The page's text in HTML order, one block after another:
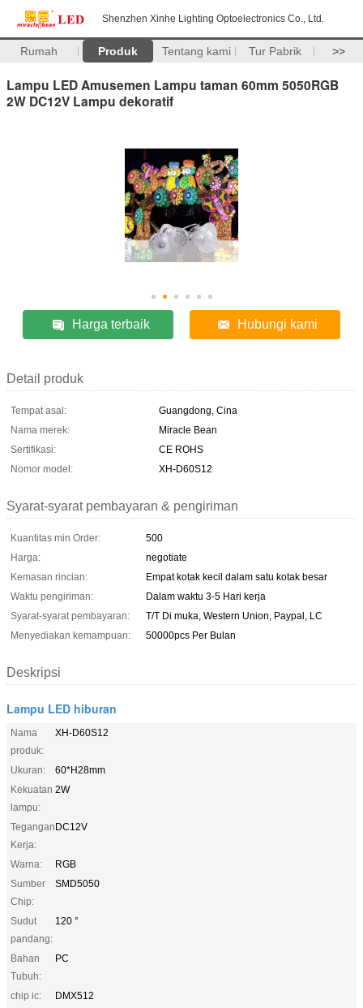
Shenzhen Xinhe Lighting Optoelectronics Co., Ltd.
Rumah Produk Tentang kami Tur Pabrik >>
Lampu LED Amusemen Lampu taman 60mm 5050RGB
2W DC12V Lampu dekoratif
Harga terbaik Hubungi kami
Detail produk
Tempat asal:
Guangdong, Cina
Nama merek:
Miracle Bean
Sertifikasi:
CE ROHS
Nomor model:
XH-D60S12
Syarat-syarat pembayaran & pengiriman
Kuantitas min Order:
500
Harga:
negotiate
Kemasan rincian:
Empat kotak kecil dalam satu kotak besar
Waktu pengiriman:
Dalam waktu 3-5 Hari kerja
Syarat-syarat pembayaran:
T/T Di muka, Western Union, Paypal, LC
Menyediakan kemampuan:
50000pcs Per Bulan
Deskripsi
Lampu LED hiburan
Nama
produk:
XH-D60S12
Ukuran:
60*H28mm
Kekuatan
lampu:
2W
Tegangan
Kerja:
DC12V
Warna:
RGB
Sumber
Chip:
SMD5050
Sudut
pandang:
120 °
Bahan
Tubuh:
PC
chip ic:
DMX512